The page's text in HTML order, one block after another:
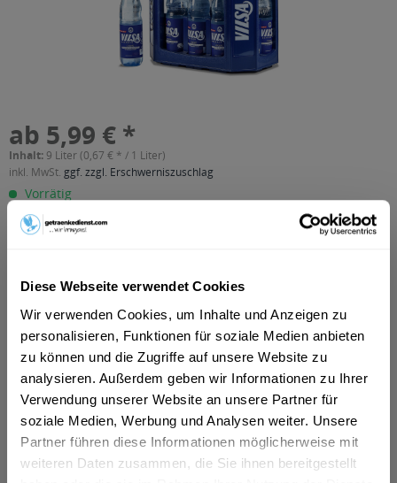
Diese Webseite verwendet Cookies
Wir verwenden Cookies, um Inhalte und Anzeigen zu
personalisieren, Funktionen für soziale Medien anbieten
zu können und die Zugriffe auf unsere Website zu
analysieren. Außerdem geben wir Informationen zu Ihrer
Verwendung unserer Website an unsere Partner für
soziale Medien, Werbung und Analysen weiter. Unsere
Partner führen diese Informationen möglicherweise mit
weiteren Daten zusammen, die Sie ihnen bereitgestellt
ab 5,99 € *
Inhalt: 9 Liter (0,67 € * / 1 Liter)
inkl. MwSt. ggf. zzgl. Erschwerniszuschlag
Vorrätig
MEHRWEG
In denWarenkorb
Artikel-Nr.:
34411
Verfügbar in:
Garbsen Neustadt am Rübenberge Seelze Wedemark
Isernhagen,Lengerich,Burgwedel,Adelheidsdorf,Bröckel,
Hambühren,Ladbergen ,Lienen, Nienhagen ,Tecklenburg
Wathlingen,Wietze,Winsen (Aller)
Beschreibung